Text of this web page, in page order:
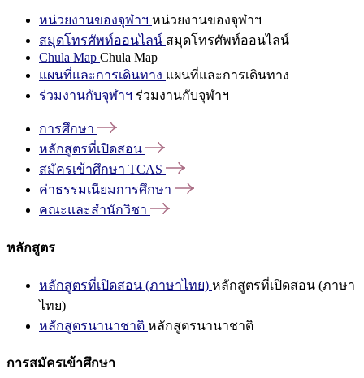
หน่วยงานของจุฬาฯ หน่วยงานของจุฬาฯ
สมุดโทรศัพท์ออนไลน์ สมุดโทรศัพท์ออนไลน์
Chula Map Chula Map
แผนที่และการเดินทาง แผนที่และการเดินทาง
ร่วมงานกับจุฬาฯ ร่วมงานกับจุฬาฯ
การศึกษา
หลักสูตรที่เปิดสอน
สมัครเข้าศึกษา TCAS
ค่าธรรมเนียมการศึกษา
คณะและสำนักวิชา
หลักสูตร
หลักสูตรที่เปิดสอน (ภาษาไทย) หลักสูตรที่เปิดสอน (ภาษา
ไทย)
หลักสูตรนานาชาติ หลักสูตรนานาชาติ
การสมัครเข้าศึกษา